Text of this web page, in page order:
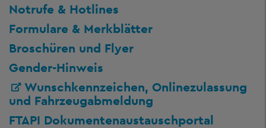
Notrufe & Hotlines
Formulare & Merkblätter
Broschüren und Flyer
Gender-Hinweis
Wunschkennzeichen, Onlinezulassung
und Fahrzeugabmeldung
FTAPI Dokumentenaustauschportal